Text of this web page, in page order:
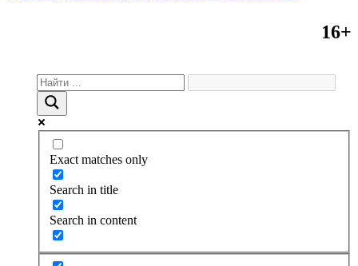
16+
Exact matches only
Search in title
Search in content